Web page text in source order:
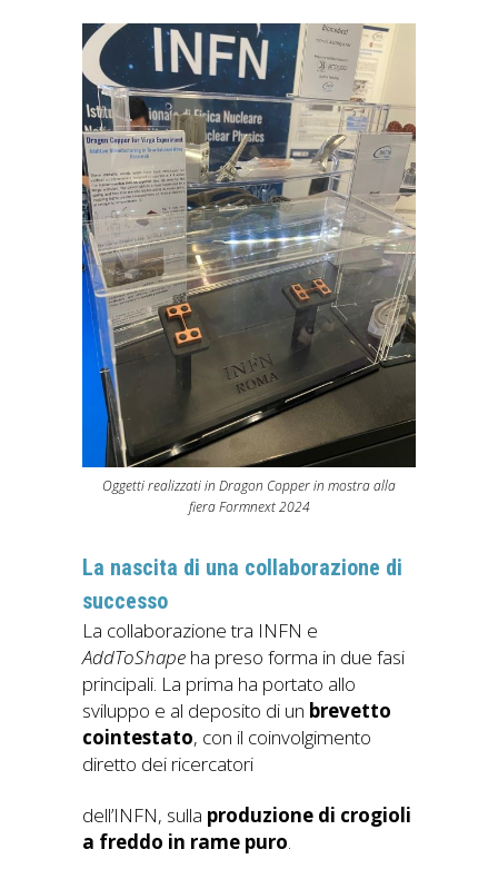
Oggetti realizzati in Dragon Copper in mostra alla
fiera Formnext 2024
La nascita di una collaborazione di
successo
La collaborazione tra INFN e
AddToShape ha preso forma in due fasi
principali. La prima ha portato allo
sviluppo e al deposito di un brevetto
cointestato, con il coinvolgimento
diretto dei ricercatori
dell’INFN, sulla produzione di crogioli
a freddo in rame puro.